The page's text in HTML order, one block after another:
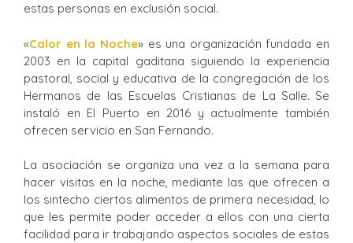
estas personas en exclusión social.
«Calor en la Noche» es una organización fundada en
2003 en la capital gaditana siguiendo la experiencia
pastoral, social y educativa de la congregación de los
Hermanos de las Escuelas Cristianas de La Salle. Se
instaló en El Puerto en 2016 y actualmente también
ofrecen servicio en San Fernando.
La asociación se organiza una vez a la semana para
hacer visitas en la noche, mediante las que ofrecen a
los sintecho ciertos alimentos de primera necesidad, lo
que les permite poder acceder a ellos con una cierta
facilidad para ir trabajando aspectos sociales de estas